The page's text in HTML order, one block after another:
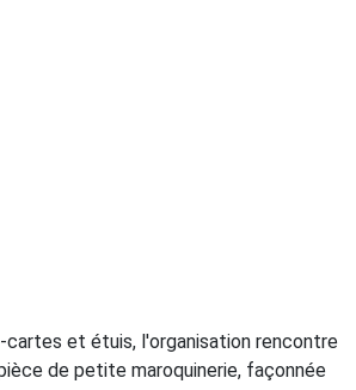
cartes et étuis, l'organisation rencontre
de petite maroquinerie, façonnée